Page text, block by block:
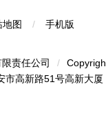
地图 / 手机版
责任公司 /
市高新路51号高新大厦